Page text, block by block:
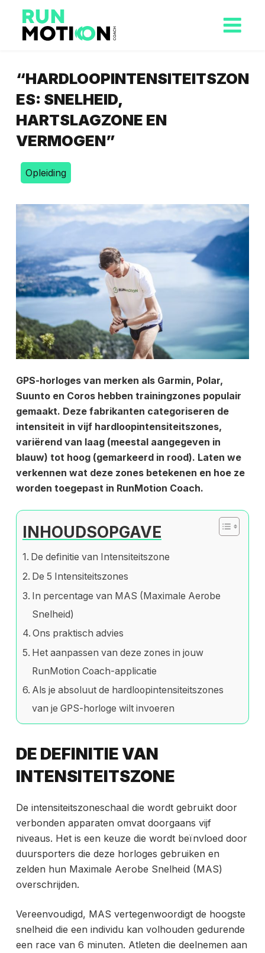
“HARDLOOPINTENSITEITSZON
ES: SNELHEID,
HARTSLAGZONE EN
VERMOGEN”
Opleiding
GPS-horloges van merken als Garmin, Polar,
Suunto en Coros hebben trainingzones populair
gemaakt. Deze fabrikanten categoriseren de
intensiteit in vijf hardloopintensiteitszones,
variërend van laag (meestal aangegeven in
blauw) tot hoog (gemarkeerd in rood). Laten we
verkennen wat deze zones betekenen en hoe ze
worden toegepast in RunMotion Coach.
INHOUDSOPGAVE
De definitie van Intensiteitszone
De 5 Intensiteitszones
In percentage van MAS (Maximale Aerobe
Snelheid)
Ons praktisch advies
Het aanpassen van deze zones in jouw
RunMotion Coach-applicatie
Als je absoluut de hardloopintensiteitszones
van je GPS-horloge wilt invoeren
DE DEFINITIE VAN
INTENSITEITSZONE
De intensiteitszoneschaal die wordt gebruikt door
verbonden apparaten omvat doorgaans vijf
niveaus. Het is een keuze die wordt beïnvloed door
duursporters die deze horloges gebruiken en
zelden hun Maximale Aerobe Snelheid (MAS)
overschrijden.
Vereenvoudigd, MAS vertegenwoordigt de hoogste
snelheid die een individu kan volhouden gedurende
een race van 6 minuten. Atleten die deelnemen aan